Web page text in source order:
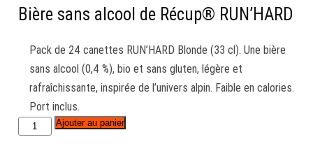
Bière sans alcool de Récup® RUN’HARD
Pack de 24 canettes RUN’HARD Blonde (33 cl). Une bière
sans alcool (0,4 %), bio et sans gluten, légère et
rafraîchissante, inspirée de l’univers alpin. Faible en calories.
Port inclus.
quantité
Ajouter au panier